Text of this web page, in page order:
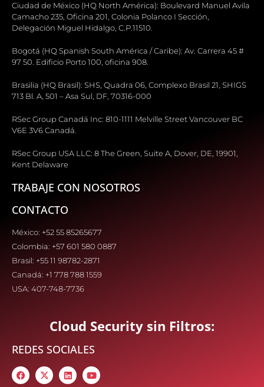
Ciudad de México (HQ North América): Boulevard Manuel Avila
Camacho 235, Oficina 201, Colonia Polanco I Sección,
Delegación Miguel Hidalgo, C.P.11510.
Bogotá (HQ Spanish South América / Caribe): Av. Carrera 45 #
97 50. Edificio Porto 100, oficina 908.
Brasilia (HQ Brasil): SHS, Quadra 06, Complexo Brasil 21, SHIGS
713 Bl. A, 501 – Asa Sul, DF, 70316-000
RSec Group Canadá Inc: 810-1111 Melville Street Vancouver BC
V6E 3V6 Canadá.
RSec Group USA LLC: 8 The Green, Suite A, Dover, DE, 19901,
Kent Delaware
TRABAJE CON NOSOTROS
CONTACTO
México: +52 55 85265677
Colombia: +57 601 580 0887
Brasil: +55 11 98782-2871
Canadá: +1 778 788 1559
USA: 407-748-7736
Cloud Security sin Filtros:
REDES SOCIALES